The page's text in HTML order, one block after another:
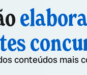
conteúdos mais